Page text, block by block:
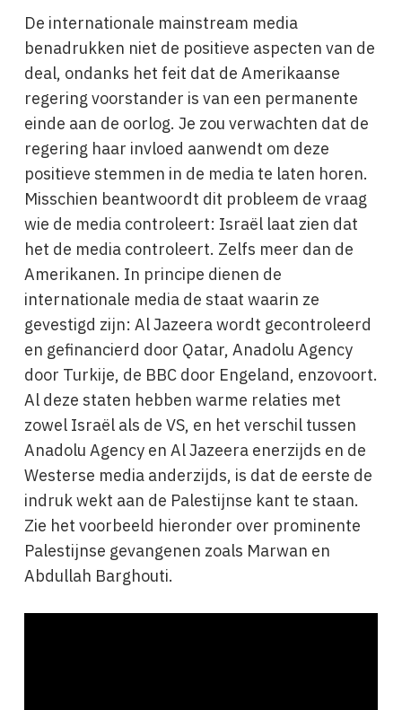
De internationale mainstream media
benadrukken niet de positieve aspecten van de
deal, ondanks het feit dat de Amerikaanse
regering voorstander is van een permanente
einde aan de oorlog. Je zou verwachten dat de
regering haar invloed aanwendt om deze
positieve stemmen in de media te laten horen.
Misschien beantwoordt dit probleem de vraag
wie de media controleert: Israël laat zien dat
het de media controleert. Zelfs meer dan de
Amerikanen. In principe dienen de
internationale media de staat waarin ze
gevestigd zijn: Al Jazeera wordt gecontroleerd
en gefinancierd door Qatar, Anadolu Agency
door Turkije, de BBC door Engeland, enzovoort.
Al deze staten hebben warme relaties met
zowel Israël als de VS, en het verschil tussen
Anadolu Agency en Al Jazeera enerzijds en de
Westerse media anderzijds, is dat de eerste de
indruk wekt aan de Palestijnse kant te staan.
Zie het voorbeeld hieronder over prominente
Palestijnse gevangenen zoals Marwan en
Abdullah Barghouti.